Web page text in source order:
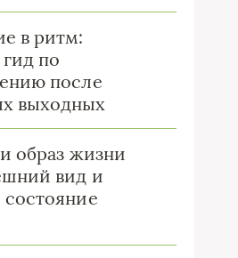
в ритм:
по
после
выходных
образ жизни
вид и
состояние